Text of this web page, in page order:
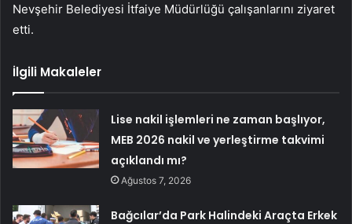
Nevşehir Belediyesi İtfaiye Müdürlüğü çalışanlarını ziyaret
etti.
İlgili Makaleler
Lise nakil işlemleri ne zaman başlıyor,
MEB 2026 nakil ve yerleştirme takvimi
açıklandı mı?
Ağustos 7, 2026
Bağcılar’da Park Halindeki Araçta Erkek